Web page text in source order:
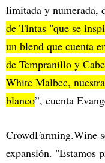
limitada y numerada,
de Tintas "que se
un blend que cuenta
de Tempranillo y
White Malbec,
blanco”, cuenta
CrowdFarming.Wine
expansión. "Estamos